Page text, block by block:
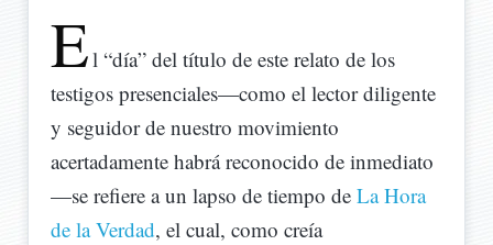
El “día” del título de este relato de los
testigos presenciales—como el lector diligente
y seguidor de nuestro movimiento
acertadamente habrá reconocido de inmediato
—se refiere a un lapso de tiempo de La Hora
de la Verdad, el cual, como creía